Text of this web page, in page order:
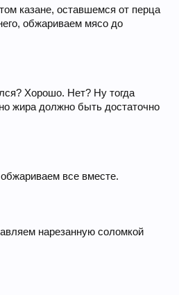
казане, оставшемся от перца
обжариваем мясо до
Хорошо. Нет? Ну тогда
жира должно быть достаточно
все вместе.
нарезанную соломкой